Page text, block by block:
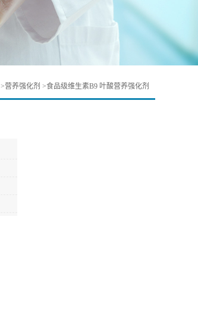
>营养强化剂 >食品级维生素B9 叶酸营养强化剂